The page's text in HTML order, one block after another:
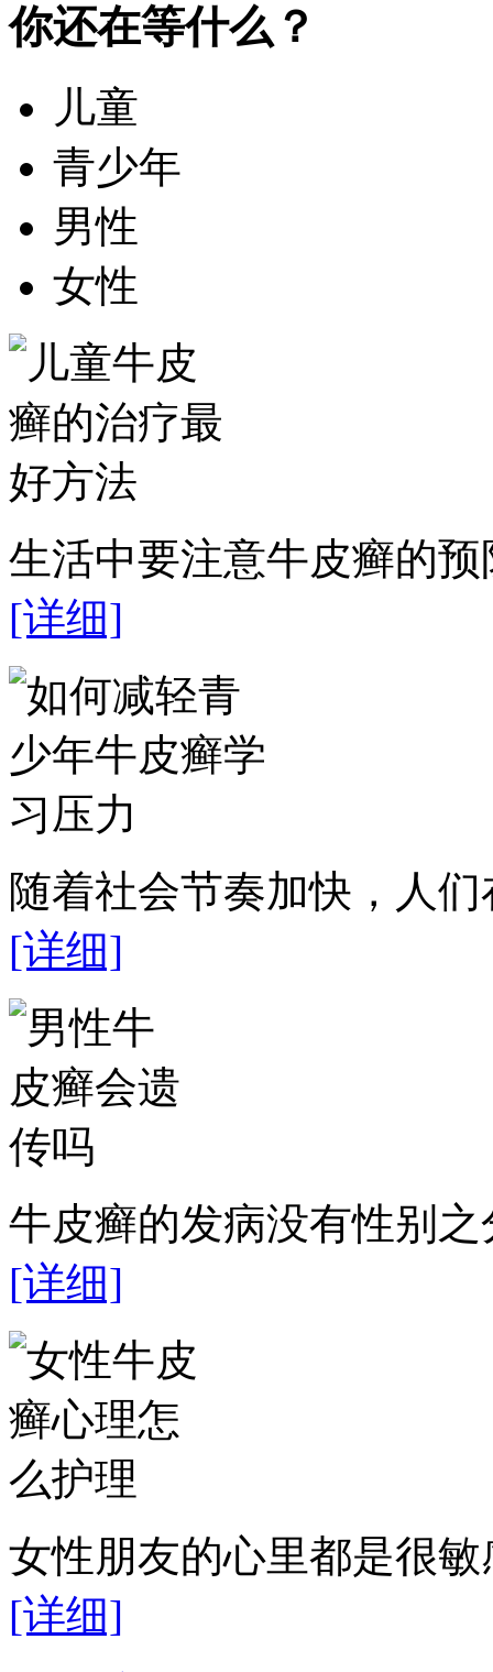
你还在等什么？
儿童
青少年
男性
女性
生活中要注意牛皮癣的
[详细]
随着社会节奏加快，人
[详细]
牛皮癣的发病没有性别
[详细]
女性朋友的心里都是很
[详细]